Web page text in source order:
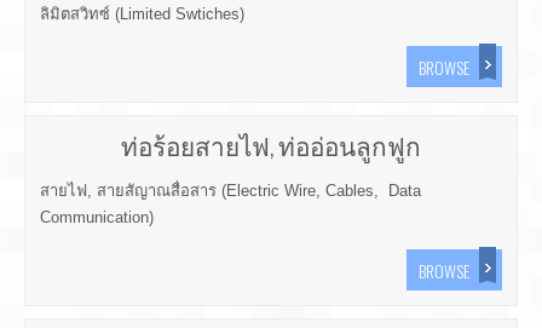
ลิมิตสวิทซ์ (Limited Swtiches)
BROWSE
ท่อร้อยสายไฟ, ท่ออ่อนลูกฟูก
สายไฟ, สายสัญาณสื่อสาร (Electric Wire, Cables, Data
Communication)
BROWSE